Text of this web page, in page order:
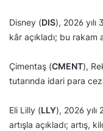
Disney (DIS), 2026
kâr açıkladı; bu rakam
Çimentaş (CMENT),
tutarında idari para
Eli Lilly (LLY), 2026
artışla açıkladı; artış,